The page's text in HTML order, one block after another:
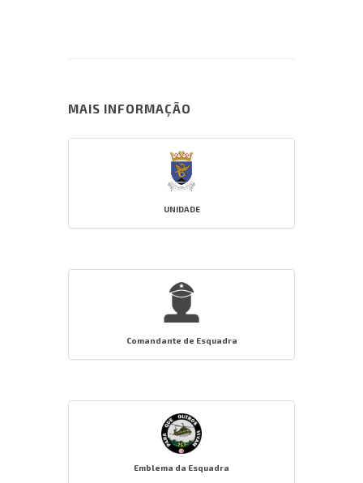
MAIS INFORMAÇÃO
UNIDADE
Comandante de Esquadra
Emblema da Esquadra